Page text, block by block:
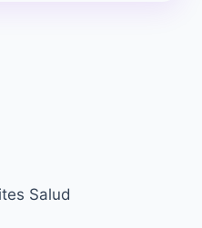
Salud